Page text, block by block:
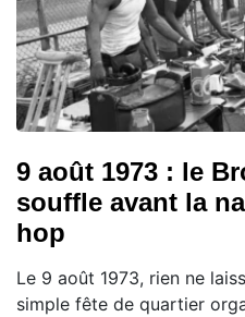
9 août 1973 : le
souffle avant la
hop
Le 9 août 1973, rien ne
simple fête de quartier